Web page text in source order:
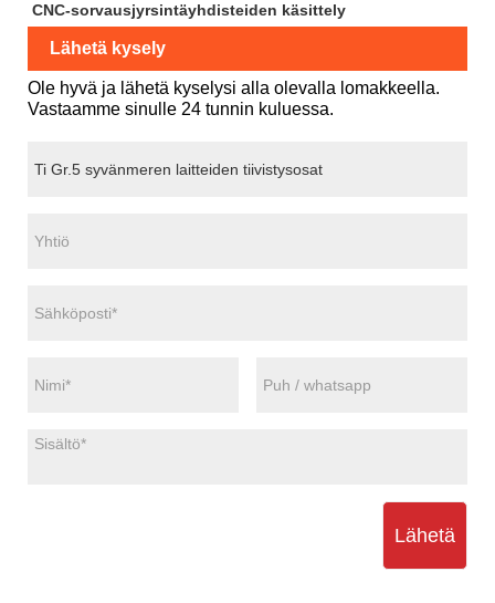
CNC-sorvausjyrsintäyhdisteiden käsittely
Lähetä kysely
Ole hyvä ja lähetä kyselysi alla olevalla lomakkeella.
Vastaamme sinulle 24 tunnin kuluessa.
Lähetä